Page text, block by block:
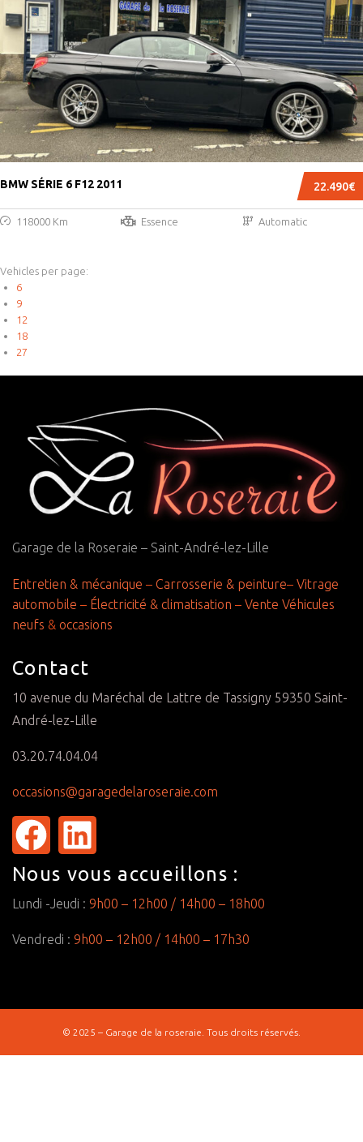
22.490€
BMW SÉRIE 6 F12 2011
118000 Km Essence Automatic
Vehicles per page:
6
9
12
18
27
Garage de la Roseraie – Saint-André-lez-Lille
Entretien & mécanique – Carrosserie & peinture– Vitrage
automobile – Électricité & climatisation – Vente Véhicules
neufs & occasions
Contact
10 avenue du Maréchal de Lattre de Tassigny 59350 Saint-
André-lez-Lille
03.20.74.04.04
occasions@garagedelaroseraie.com
Nous vous accueillons :
Lundi -Jeudi : 9h00 – 12h00 / 14h00 – 18h00
Vendredi : 9h00 – 12h00 / 14h00 – 17h30
© 2025 – Garage de la roseraie. Tous droits réservés.